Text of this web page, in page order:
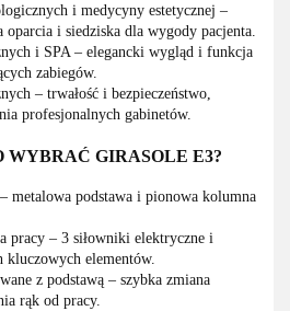
i medycyny estetycznej –
oparcia i siedziska dla wygody pacjenta.
i SPA – elegancki wygląd i funkcja
zabiegów.
– trwałość i bezpieczeństwo,
profesjonalnych gabinetów.
WYBRAĆ GIRASOLE E3?
metalowa podstawa i pionowa kolumna
pracy – 3 siłowniki elektryczne i
kluczowych elementów.
z podstawą – szybka zmiana
rąk od pracy.